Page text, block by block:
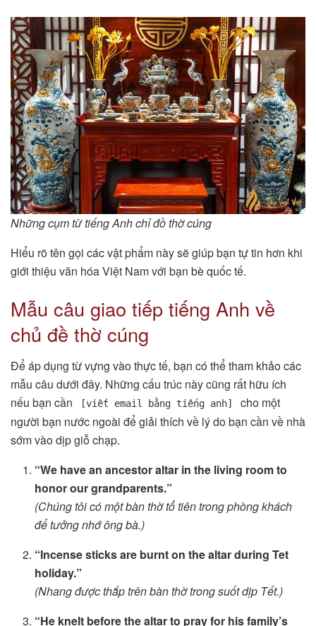
Những cụm từ tiếng Anh chỉ đồ thờ cúng
Hiểu rõ tên gọi các vật phẩm này sẽ giúp bạn tự tin hơn khi
giới thiệu văn hóa Việt Nam với bạn bè quốc tế.
Mẫu câu giao tiếp tiếng Anh về
chủ đề thờ cúng
Để áp dụng từ vựng vào thực tế, bạn có thể tham khảo các
mẫu câu dưới đây. Những cấu trúc này cũng rất hữu ích
nếu bạn cần
[viết email bằng tiếng anh]
cho một
người bạn nước ngoài để giải thích về lý do bạn cần về nhà
sớm vào dịp giỗ chạp.
“We have an ancestor altar in the living room to
honor our grandparents.”
(Chúng tôi có một bàn thờ tổ tiên trong phòng khách
để tưởng nhớ ông bà.)
“Incense sticks are burnt on the altar during Tet
holiday.”
(Nhang được thắp trên bàn thờ trong suốt dịp Tết.)
“He knelt before the altar to pray for his family’s